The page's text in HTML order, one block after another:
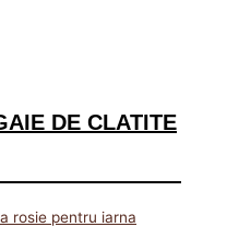
DE CLATITE